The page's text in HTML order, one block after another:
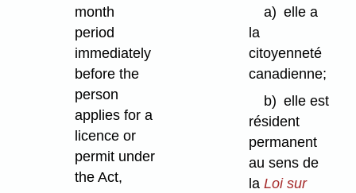
month
period
immediately
before the
person
applies for a
licence or
permit under
the Act,
a) elle a
la
citoyenneté
canadienne;
b) elle est
résident
permanent
au sens de
la Loi sur